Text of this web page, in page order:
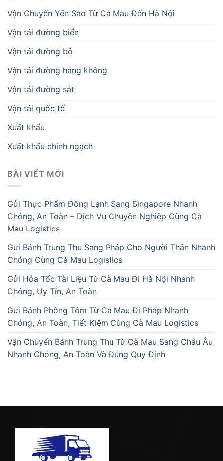
Vận Chuyển Yến Sào Từ Cà Mau Đến Hà Nội
Vận tải đường biển
Vận tải đường bộ
Vận tải đường hàng không
Vận tải đường sắt
Vận tải quốc tế
Xuất khẩu
Xuất khẩu chính ngạch
BÀI VIẾT MỚI
Gửi Thực Phẩm Đông Lạnh Sang Singapore Nhanh
Chóng, An Toàn – Dịch Vụ Chuyên Nghiệp Cùng Cà
Mau Logistics
Gửi Bánh Trung Thu Sang Pháp Cho Người Thân Nhanh
Chóng Cùng Cà Mau Logistics
Gửi Hỏa Tốc Tài Liệu Từ Cà Mau Đi Hà Nội Nhanh
Chóng, Uy Tín, An Toàn
Gửi Bánh Phồng Tôm Từ Cà Mau Đi Pháp Nhanh
Chóng, An Toàn, Tiết Kiệm Cùng Cà Mau Logistics
Vận Chuyển Bánh Trung Thu Từ Cà Mau Sang Châu Âu
Nhanh Chóng, An Toàn Và Đúng Quy Định